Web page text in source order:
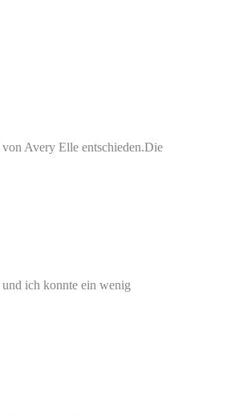
Avery Elle entschieden.Die
ich konnte ein wenig